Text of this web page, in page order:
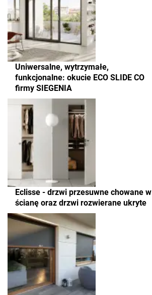
Uniwersalne, wytrzymałe,
funkcjonalne: okucie ECO SLIDE CO
firmy SIEGENIA
Eclisse - drzwi przesuwne chowane w
ścianę oraz drzwi rozwierane ukryte